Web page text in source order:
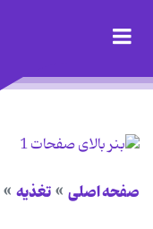
صفحه اصلی تغذیه